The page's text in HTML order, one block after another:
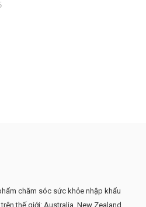
chăm sóc sức khỏe nhập khẩu
thế giới: Australia, New Zealand,